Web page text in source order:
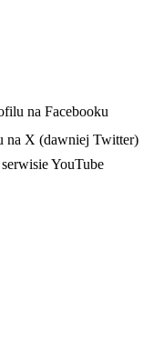
na Facebooku
na X (dawniej Twitter)
YouTube